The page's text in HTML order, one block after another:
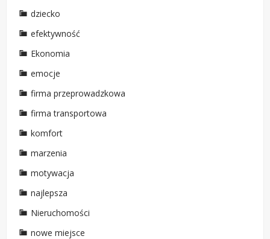
dziecko
efektywność
Ekonomia
emocje
firma przeprowadzkowa
firma transportowa
komfort
marzenia
motywacja
najlepsza
Nieruchomości
nowe miejsce